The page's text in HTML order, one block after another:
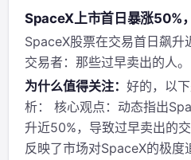
SpaceX上市首日暴涨50%
SpaceX股票在交易首日飙升
交易者：那些过早卖出的人。
为什么值得关注： 好的，以
析： 核心观点：动态指出
升近50%，导致过早卖出的
反映了市场对SpaceX的极度